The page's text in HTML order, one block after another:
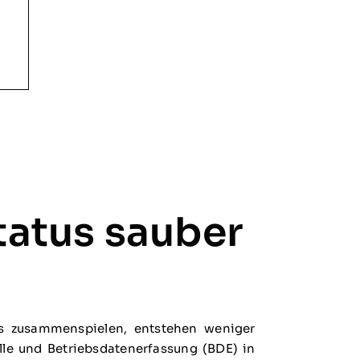
sauber
entstehen weniger
und Betriebsdatenerfassung (BDE) in